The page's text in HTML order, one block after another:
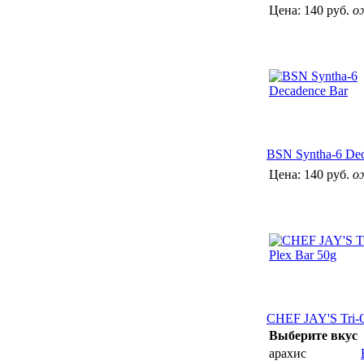
Цена: 140 руб.
BSN Syntha-6
Цена: 140 руб.
CHEF JAY'S Tri-
Выберите вкус
арахис